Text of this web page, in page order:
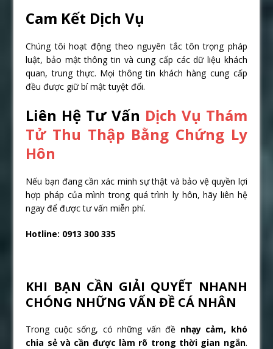
Cam Kết Dịch Vụ
Chúng tôi hoạt động theo nguyên tắc tôn trọng pháp
luật, bảo mật thông tin và cung cấp các dữ liệu khách
quan, trung thực. Mọi thông tin khách hàng cung cấp
đều được giữ bí mật tuyệt đối.
Liên Hệ Tư Vấn Dịch Vụ Thám
Tử Thu Thập Bằng Chứng Ly
Hôn
Nếu bạn đang cần xác minh sự thật và bảo vệ quyền lợi
hợp pháp của mình trong quá trình ly hôn, hãy liên hệ
ngay để được tư vấn miễn phí.
Hotline: 0913 300 335
KHI BẠN CẦN GIẢI QUYẾT NHANH
CHÓNG NHỮNG VẤN ĐỀ CÁ NHÂN
Trong cuộc sống, có những vấn đề nhạy cảm, khó
chia sẻ và cần được làm rõ trong thời gian ngắn.